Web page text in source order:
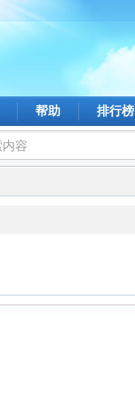
帮助 排行榜